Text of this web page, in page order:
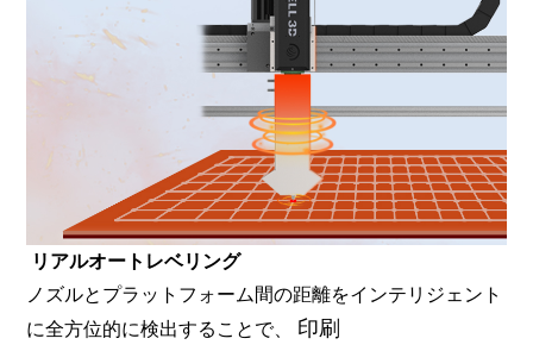
リアルオートレベリング
ノズルとプラットフォーム間の距離をインテリジェント
に全方位的に検出することで、 印刷